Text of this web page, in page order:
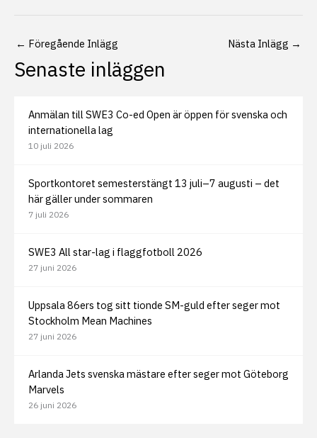
← Föregående Inlägg Nästa Inlägg →
Senaste inläggen
Anmälan till SWE3 Co-ed Open är öppen för svenska och
internationella lag
10 juli 2026
Sportkontoret semesterstängt 13 juli–7 augusti – det
här gäller under sommaren
7 juli 2026
SWE3 All star-lag i flaggfotboll 2026
27 juni 2026
Uppsala 86ers tog sitt tionde SM-guld efter seger mot
Stockholm Mean Machines
27 juni 2026
Arlanda Jets svenska mästare efter seger mot Göteborg
Marvels
26 juni 2026